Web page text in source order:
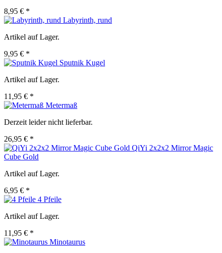
8,95 € *
Labyrinth, rund
Artikel auf Lager.
9,95 € *
Sputnik Kugel
Artikel auf Lager.
11,95 € *
Metermaß
Derzeit leider nicht lieferbar.
26,95 € *
QiYi 2x2x2 Mirror Magic
Cube Gold
Artikel auf Lager.
6,95 € *
4 Pfeile
Artikel auf Lager.
11,95 € *
Minotaurus